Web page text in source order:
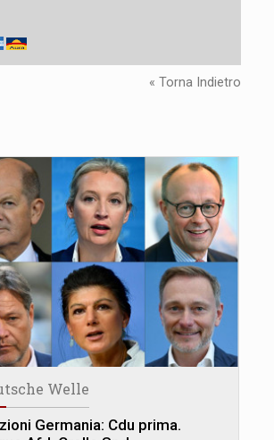
« Torna Indietro
Welle
Germania: Cdu prima.